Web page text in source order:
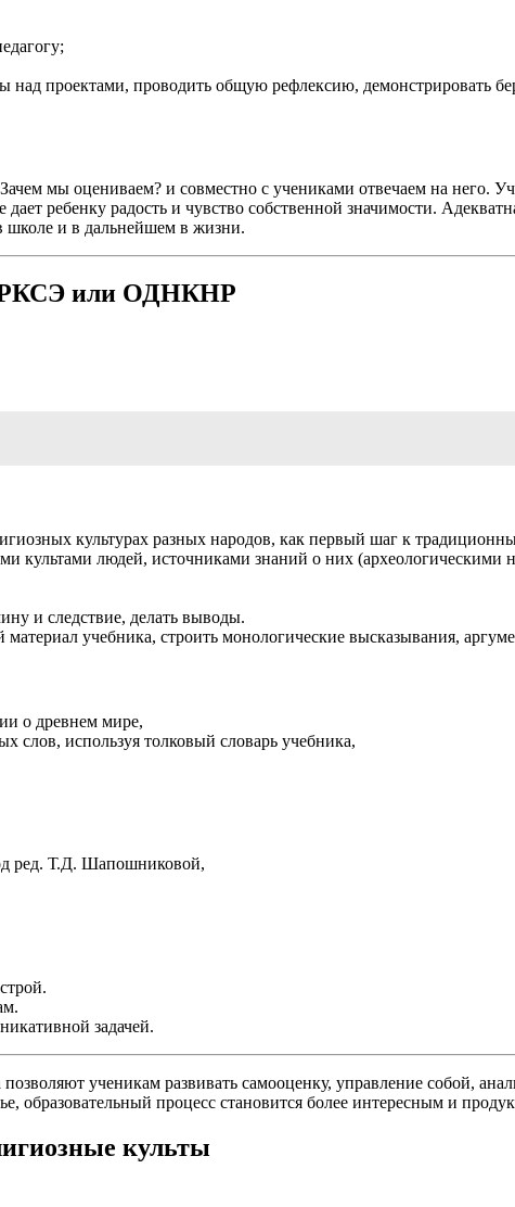
над проектами, проводить общую рефлексию, демонстрировать
мы оцениваем? и совместно с учениками отвечаем на него.
ребенку радость и чувство собственной значимости.
школе и в дальнейшем в жизни.
или ОДНКНР
культурах разных народов, как первый шаг к
культами людей, источниками знаний о них
и следствие, делать выводы.
учебника, строить монологические высказывания,
о древнем мире,
слов, используя толковый словарь учебника,
ред. Т.Д. Шапошниковой,
задачей.
ученикам развивать самооценку, управление собой,
процесс становится более интересным и
культы